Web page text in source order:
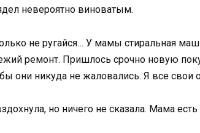
невероятно виноватым.
не ругайся… У мамы стиральная
ремонт. Пришлось срочно новую
они никуда не жаловались. Я все свои
но ничего не сказала. Мама